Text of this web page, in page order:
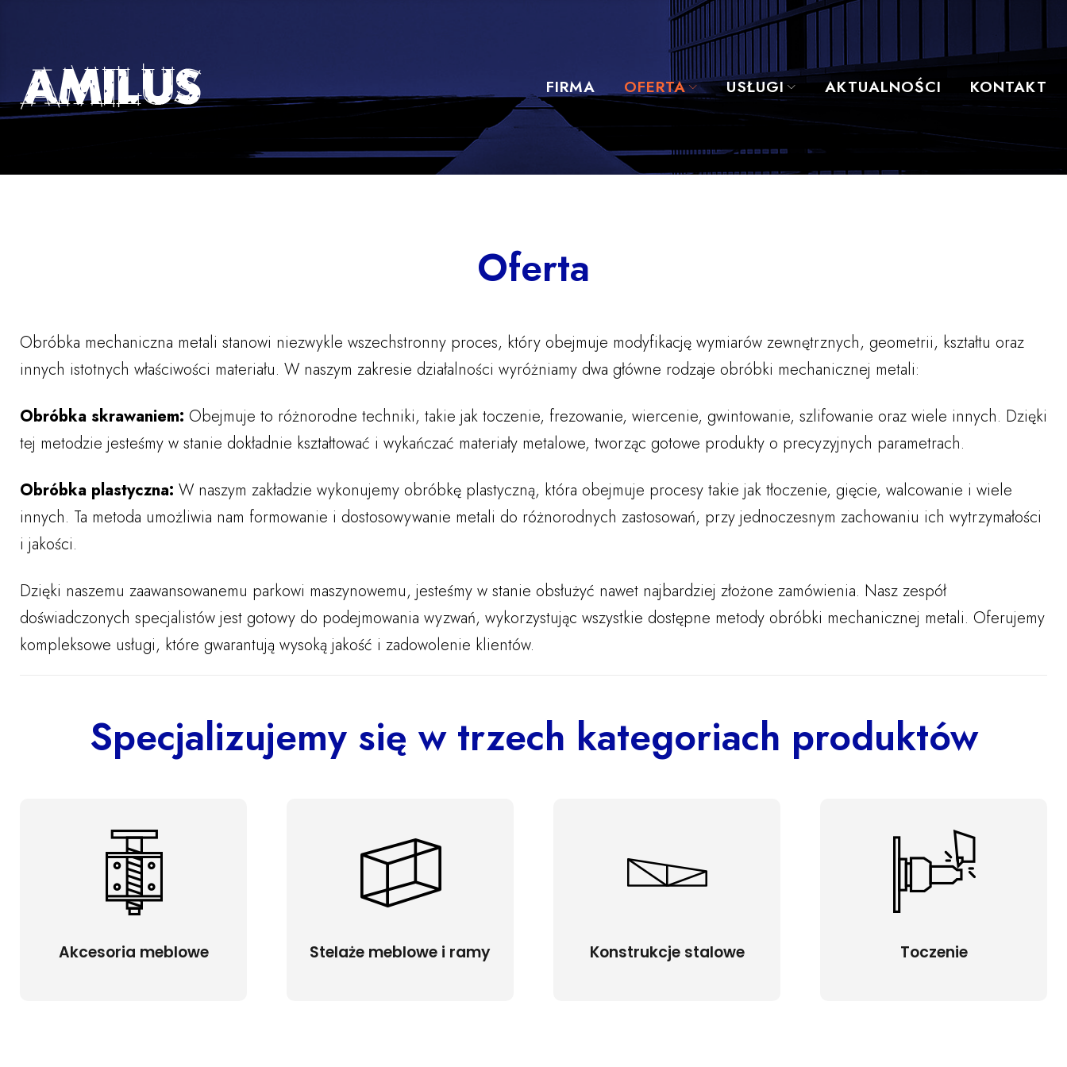
content
FIRMA OFERTA USŁUGI AKTUALNOŚCI KONTAKT
Oferta
Oferta
Obróbka mechaniczna metali stanowi niezwykle wszechstronny proces, który obejmuje modyfikację wymiarów zewnętrznych, geometrii, kształtu oraz
innych istotnych właściwości materiału. W naszym zakresie działalności wyróżniamy dwa główne rodzaje obróbki mechanicznej metali:
Obróbka skrawaniem: Obejmuje to różnorodne techniki, takie jak toczenie, frezowanie, wiercenie, gwintowanie, szlifowanie oraz wiele innych. Dzięki
tej metodzie jesteśmy w stanie dokładnie kształtować i wykańczać materiały metalowe, tworząc gotowe produkty o precyzyjnych parametrach.
Obróbka plastyczna: W naszym zakładzie wykonujemy obróbkę plastyczną, która obejmuje procesy takie jak tłoczenie, gięcie, walcowanie i wiele
innych. Ta metoda umożliwia nam formowanie i dostosowywanie metali do różnorodnych zastosowań, przy jednoczesnym zachowaniu ich wytrzymałości
i jakości.
Dzięki naszemu zaawansowanemu parkowi maszynowemu, jesteśmy w stanie obsłużyć nawet najbardziej złożone zamówienia. Nasz zespół
doświadczonych specjalistów jest gotowy do podejmowania wyzwań, wykorzystując wszystkie dostępne metody obróbki mechanicznej metali. Oferujemy
kompleksowe usługi, które gwarantują wysoką jakość i zadowolenie klientów.
Specjalizujemy się w trzech kategoriach produktów
Akcesoria meblowe Stelaże meblowe i ramy Konstrukcje stalowe Toczenie